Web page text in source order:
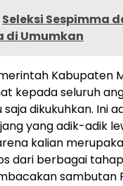
Seleksi Sespimma
di Umumkan
Kabupaten
kepada seluruh
dikukuhkan. Ini
yang adik-adik
kalian
dari berbagai
sambutan